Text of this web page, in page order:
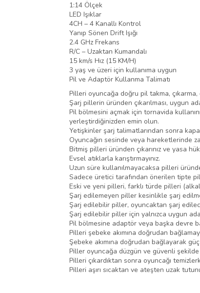
1:14 Ölçek
LED Işıklar
4CH – 4 Kanallı Kontrol
Yanıp Sönen Drift Işığı
2.4 GHz Frekans
R/C – Uzaktan Kumandalı
15 km/s Hız (15 KM/H)
3 yaş ve üzeri için kullanıma uygun
Pil ve Adaptör Kullanma Talimatı
Pilleri oyuncağa doğru pil takma,
Şarj pillerin üründen çıkarılması, uygun
Pil bölmesini açmak için tornavida
yerleştirdiğinizden emin olun.
Yetişkinler şarj talimatlarından sonra
Oyuncağın sesinde veya hareketlerinde
Bitmiş pilleri üründen çıkarınız ve yasa
Evsel atıklarla karıştırmayınız.
Uzun süre kullanılmayacaksa pilleri
Sadece üretici tarafından önerilen tipte
Eski ve yeni pilleri, farklı türde pilleri
Şarj edilemeyen piller kesinlikle şarj
Şarj edilebilir piller, oyuncaktan şarj
Şarj edilebilir piller için yalnızca uygun
Pil bölmesine adaptör veya başka devre
Pilleri şebeke akımına doğrudan
Şebeke akımına doğrudan bağlayarak
Piller oyuncağa düzgün ve güvenli
Pilleri çıkardıktan sonra oyuncağı
Pilleri aşırı sıcaktan ve ateşten uzak